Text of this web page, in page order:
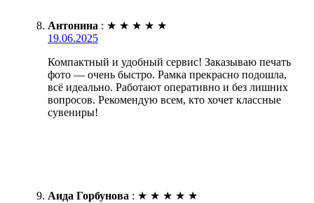
Антонина : ★ ★ ★ ★ ★
19.06.2025
Компактный и удобный сервис! Заказываю печать
фото — очень быстро. Рамка прекрасно подошла,
всё идеально. Работают оперативно и без лишних
вопросов. Рекомендую всем, кто хочет классные
сувениры!
Аида Горбунова : ★ ★ ★ ★ ★